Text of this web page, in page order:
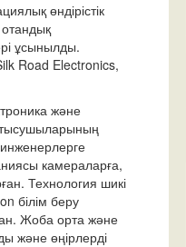
өндірістік
ұсынылды.
Road Electronics,
және
инженерлерге
камераларға,
Технология шикі
білім беру
Жоба орта және
және өңірлерді